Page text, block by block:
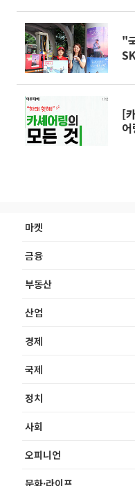
"
[
마켓
금융
부동산
산업
경제
국제
정치
사회
오피니언
문화·라이프